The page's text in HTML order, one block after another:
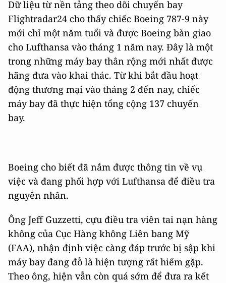
Dữ liệu từ nền tảng theo dõi chuyến bay
Flightradar24 cho thấy chiếc Boeing 787-9 này
mới chỉ một năm tuổi và được Boeing bàn giao
cho Lufthansa vào tháng 1 năm nay. Đây là một
trong những máy bay thân rộng mới nhất được
hãng đưa vào khai thác. Từ khi bắt đầu hoạt
động thương mại vào tháng 2 đến nay, chiếc
máy bay đã thực hiện tổng cộng 137 chuyến
bay.
Boeing cho biết đã nắm được thông tin về vụ
việc và đang phối hợp với Lufthansa để điều tra
nguyên nhân.
Ông Jeff Guzzetti, cựu điều tra viên tai nạn hàng
không của Cục Hàng không Liên bang Mỹ
(FAA), nhận định việc càng đáp trước bị sập khi
máy bay đang đỗ là hiện tượng rất hiếm gặp.
Theo ông, hiện vẫn còn quá sớm để đưa ra kết